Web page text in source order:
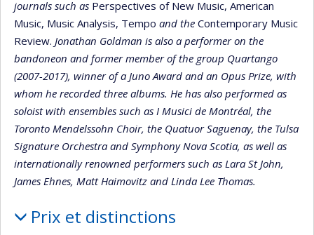
journals such as Perspectives of New Music, American
Music, Music Analysis, Tempo and the Contemporary Music
Review. Jonathan Goldman is also a performer on the
bandoneon and former member of the group Quartango
(2007-2017), winner of a Juno Award and an Opus Prize, with
whom he recorded three albums. He has also performed as
soloist with ensembles such as I Musici de Montréal, the
Toronto Mendelssohn Choir, the Quatuor Saguenay, the Tulsa
Signature Orchestra and Symphony Nova Scotia, as well as
internationally renowned performers such as Lara St John,
James Ehnes, Matt Haimovitz and Linda Lee Thomas.
Prix et distinctions